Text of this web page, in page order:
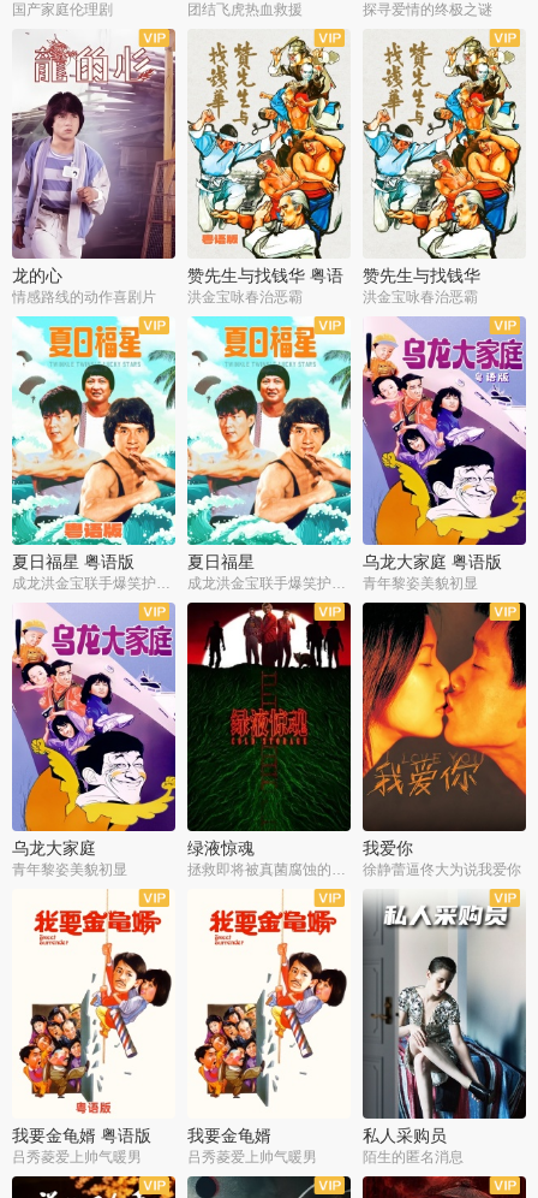
国产家庭伦理剧 团结飞虎热血救援 探寻爱情的终极之谜
龙的心
情感路线的动作喜剧片
赞先生与找钱华 粤语
版
洪金宝咏春治恶霸
赞先生与找钱华
洪金宝咏春治恶霸
夏日福星 粤语版
成龙洪金宝联手爆笑护美女
夏日福星
成龙洪金宝联手爆笑护美女
乌龙大家庭 粤语版
青年黎姿美貌初显
乌龙大家庭
青年黎姿美貌初显
绿液惊魂
拯救即将被真菌腐蚀的世界
我爱你
徐静蕾逼佟大为说我爱你
我要金龟婿 粤语版
吕秀菱爱上帅气暖男
我要金龟婿
吕秀菱爱上帅气暖男
私人采购员
陌生的匿名消息